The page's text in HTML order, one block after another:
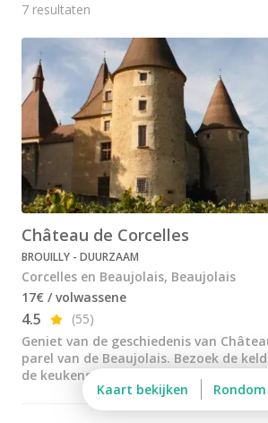
Rum proeverij Martinique
Wijnproeverij & wijnhuizen Poitou
Wijnproeverij & wijnhuizen
Wijnproeverij & wijnhuizen Savoie
Wijnproeverij & wijnhuizen Rhone
Wijnproeverij & wijnhuizen
Champagne Ayala
Champagne Canard Duchêne
Champagne Devaux
Champagne Lanson
Champagne Mercier
7 resultaten
Château de Corcelles
BROUILLY - DUURZAAM
Corcelles en Beaujolais, Beaujolais
17€ / volwassene
4.5
(55)
Geniet van de geschiedenis van
parel van de Beaujolais. Bezoek de
de keukens
Kaart bekijken